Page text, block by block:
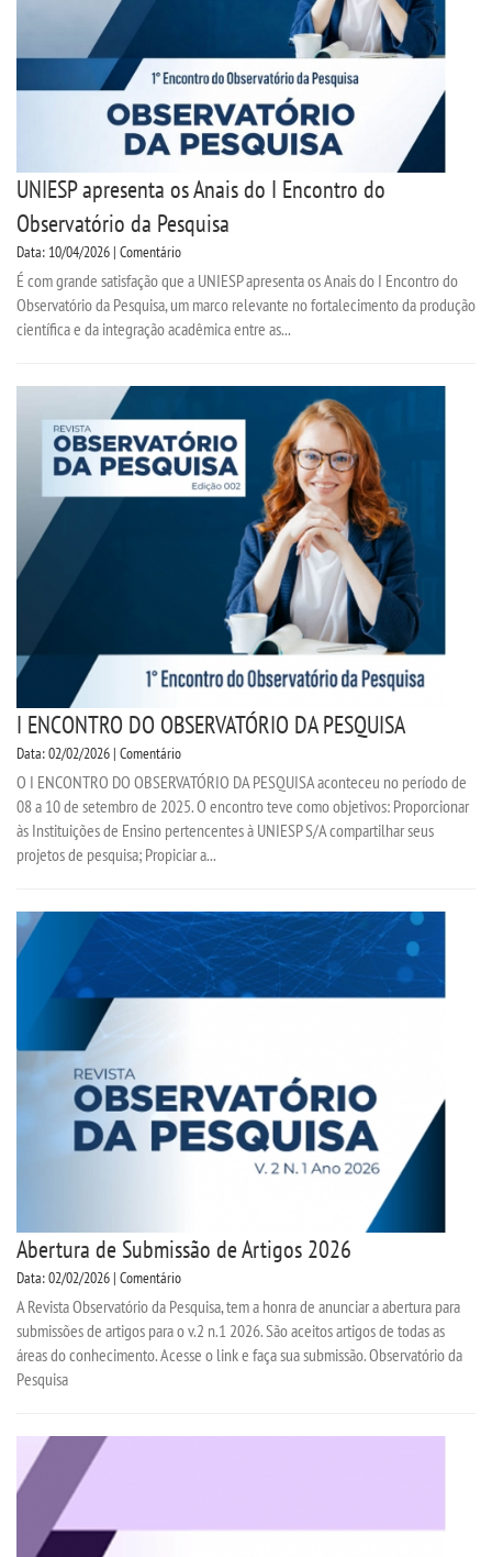
UNIESP apresenta os Anais do I Encontro do
Observatório da Pesquisa
Data: 10/04/2026 | Comentário
É com grande satisfação que a UNIESP apresenta os Anais do I Encontro do
Observatório da Pesquisa, um marco relevante no fortalecimento da produção
científica e da integração acadêmica entre as...
I ENCONTRO DO OBSERVATÓRIO DA PESQUISA
Data: 02/02/2026 | Comentário
O I ENCONTRO DO OBSERVATÓRIO DA PESQUISA aconteceu no período de
08 a 10 de setembro de 2025. O encontro teve como objetivos: Proporcionar
às Instituições de Ensino pertencentes à UNIESP S/A compartilhar seus
projetos de pesquisa; Propiciar a...
Abertura de Submissão de Artigos 2026
Data: 02/02/2026 | Comentário
A Revista Observatório da Pesquisa, tem a honra de anunciar a abertura para
submissões de artigos para o v.2 n.1 2026. São aceitos artigos de todas as
áreas do conhecimento. Acesse o link e faça sua submissão. Observatório da
Pesquisa